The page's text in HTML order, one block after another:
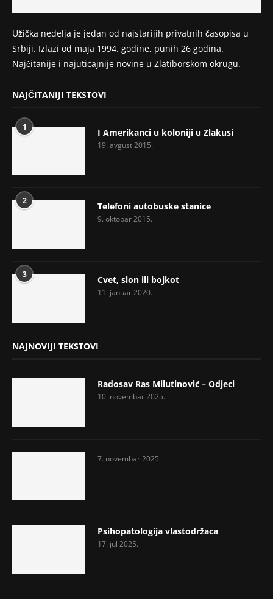
Užička nedelja je jedan od najstarijih privatnih časopisa u
Srbiji. Izlazi od maja 1994. godine, punih 26 godina.
Najčitanije i najuticajnije novine u Zlatiborskom okrugu.
NAJČITANIJI TEKSTOVI
1 I Amerikanci u koloniji u Zlakusi
19. avgust 2015.
2 Telefoni autobuske stanice
9. oktobar 2015.
3 Cvet, slon ili bojkot
11. januar 2020.
NAJNOVIJI TEKSTOVI
Radosav Ras Milutinović – Odjeci
10. novembar 2025.
7. novembar 2025.
Psihopatologija vlastodržaca
17. jul 2025.